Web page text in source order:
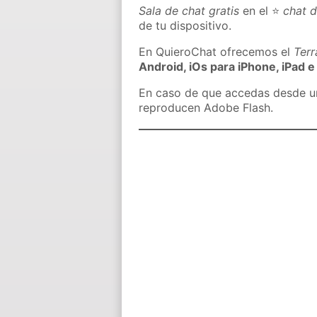
Sala de chat gratis en el ⭐chat
de tu dispositivo.
En QuieroChat ofrecemos el
Android, iOs para iPhone, iPad
En caso de que accedas desde
reproducen Adobe Flash.